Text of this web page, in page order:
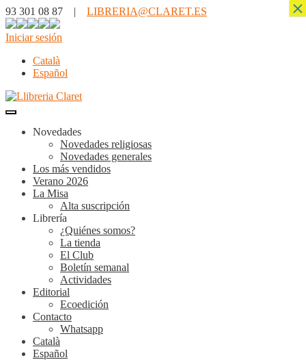
93 301 08 87 | LIBRERIA@CLARET.ES
Iniciar sesión
Català
Español
Novedades
Novedades religiosas
Novedades generales
Los más vendidos
Verano 2026
La Misa
Alta suscripción
Librería
¿Quiénes somos?
La tienda
El Club
Boletín semanal
Actividades
Editorial
Ecoedición
Contacto
Whatsapp
Català
Español
×